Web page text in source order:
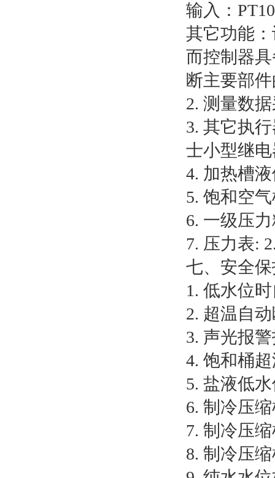
输入：
其它功能
而控制器
断主要部
2. 测量数
3. 其它执
士小型继
4. 加热槽
5. 饱和空
6. 一级压
7. 压力表:
七、安全
1. 低水位
2. 超温自
3. 声光报
4. 饱和桶
5. 盐液低
6. 制冷压
7. 制冷压
8. 制冷压